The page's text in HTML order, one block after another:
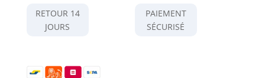
MK70-
Solutions
RETOUR 14
JOURS
PAIEMENT
SÉCURISÉ